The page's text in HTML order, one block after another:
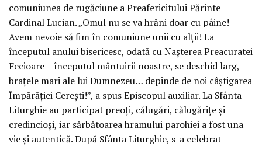
comuniunea de rugăciune a Preafericitului Părinte
Cardinal Lucian. „Omul nu se va hrăni doar cu pâine!
Avem nevoie să fim în comuniune unii cu alții! La
începutul anului bisericesc, odată cu Nașterea Preacuratei
Fecioare – începutul mântuirii noastre, se deschid larg,
brațele mari ale lui Dumnezeu… depinde de noi câștigarea
Împărăției Cerești!”, a spus Episcopul auxiliar. La Sfânta
Liturghie au participat preoți, călugări, călugărițe și
credincioși, iar sărbătoarea hramului parohiei a fost una
vie și autentică. După Sfânta Liturghie, s-a celebrat